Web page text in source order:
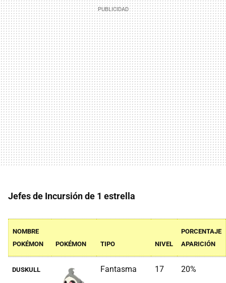
Jefes de Incursión de 1 estrella
NOMBRE
POKÉMON
POKÉMON TIPO NIVEL
PORCENTAJE
APARICIÓN
DUSKULL Fantasma 17 20%